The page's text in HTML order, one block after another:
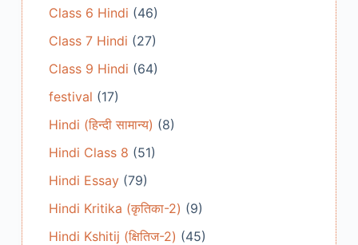
Class 6 Hindi (46)
Class 7 Hindi (27)
Class 9 Hindi (64)
festival (17)
Hindi (हिन्दी सामान्य) (8)
Hindi Class 8 (51)
Hindi Essay(79)
Hindi Kritika (कृतिका-2) (9)
Hindi Kshitij (क्षितिज-2) (45)